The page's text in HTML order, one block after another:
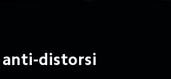
anti-distorsi